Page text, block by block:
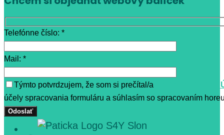
Telefónne číslo: *
Mail: *
Týmto potvrdzujem, že som si prečítal/a
ZÁSADY
účely spracovania formuláru a súhlasím so spracovaním